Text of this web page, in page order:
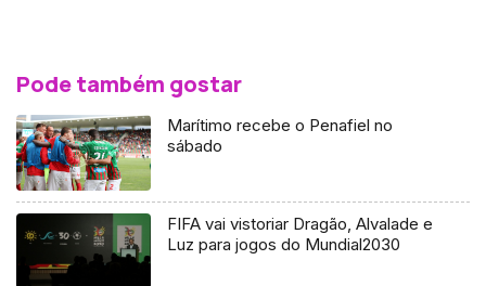
Pode também gostar
Marítimo recebe o Penafiel no
sábado
FIFA vai vistoriar Dragão, Alvalade e
Luz para jogos do Mundial2030